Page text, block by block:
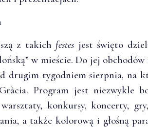
z takich festes jest święto
w mieście. Do jej
drugim tygodniem sierpnia, na
Program jest niezwykle
konkursy, koncerty,
a także kolorową i głośną